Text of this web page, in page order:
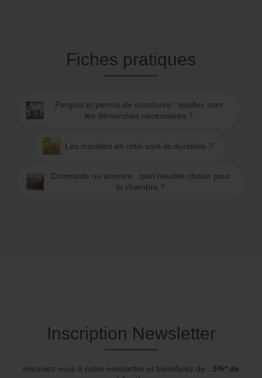
Fiches pratiques
Pergola et permis de construire : quelles sont
les démarches nécessaires ?
Les meubles en rotin sont-ils durables ?
Commode ou armoire : quel meuble choisir pour
la chambre ?
Inscription Newsletter
Inscrivez vous à notre newsletter et bénéficiez de : 5%* de